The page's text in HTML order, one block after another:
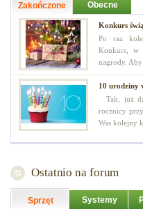
Zakończone Obecne
Konkurs
Po raz
Konkurs, w
nagrody. Aby
10 urodziny
Tak, już
rocznicy
Was kolejny
Ostatnio na forum
Sprzęt Systemy